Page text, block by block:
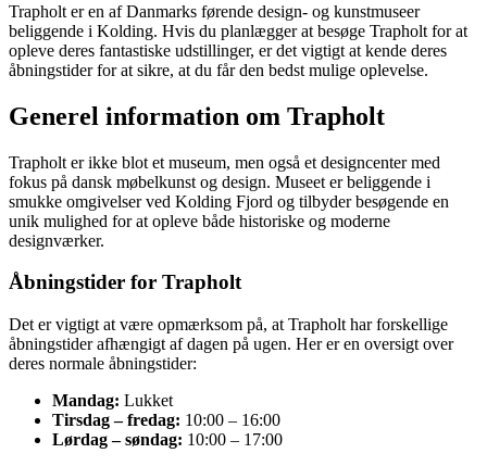
Trapholt er en af Danmarks førende design- og kunstmuseer
beliggende i Kolding. Hvis du planlægger at besøge Trapholt for at
opleve deres fantastiske udstillinger, er det vigtigt at kende deres
åbningstider for at sikre, at du får den bedst mulige oplevelse.
Generel information om Trapholt
Trapholt er ikke blot et museum, men også et designcenter med
fokus på dansk møbelkunst og design. Museet er beliggende i
smukke omgivelser ved Kolding Fjord og tilbyder besøgende en
unik mulighed for at opleve både historiske og moderne
designværker.
Åbningstider for Trapholt
Det er vigtigt at være opmærksom på, at Trapholt har forskellige
åbningstider afhængigt af dagen på ugen. Her er en oversigt over
deres normale åbningstider:
Mandag: Lukket
Tirsdag – fredag: 10:00 – 16:00
Lørdag – søndag: 10:00 – 17:00